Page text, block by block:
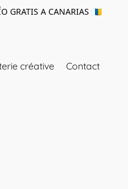
GRATIS A CANARIAS 🇮🇨
créative Contact